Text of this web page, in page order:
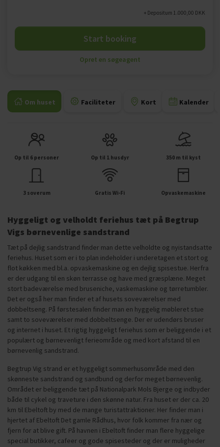
Om huset Faciliteter Kort Kalender
Op til 6 personer Op til 1 husdyr 350 m til kyst
3 soverum Gratis Wi-Fi Opvaskemaskine
Hyggeligt og velholdt feriehus tæt på Begtrup
Vigs børnevenlige sandstrand
Tæt på dejlig sandstrand finder man dette velholdte og nyistandsatte
feriehus. Huset som er i to plan indeholder i underetagen et stort og
flot køkken med bl.a. opvaskemaskine og en dejlig spisestue. Herfra
er der udgang til en skøn terrasse og have med græsplæne. Meget
stort badeværelse med bruseniche, vaskemaskine og tørretumbler.
Det er også her man finder et af husets soveværelser med
dobbeltseng. På førstesalen finder man en hyggelig møbleret stue
samt to soveværelser med dobbeltsenge. Der er udendørs bruser
og internet i huset. Et rigtig hyggeligt feriehus som er beliggende i et
populært og børnevenligt ferieområde og med kort afstand til en
børnevenlig sandstrand.
Begtrup Vig strand er et hyggeligt sommerhusområde med den
skønneste sandstrand og sandbund og derfor meget børnevenlig.
Området er beliggende tæt på Nationalpark Mols Bjerge og indbyder
både til cykel og traveture i den skønne natur. Fra huset er der ca. 20
km til Ebeltoft by med de mange turistattraktioner. Her finder man i
hjertet af Ebeltoft Det gamle Rådhus, hvor folk kommer fra nær og
fjern for at blive gift. På havnen i Ebeltoft finder man flere hyggelige
special butikker, cafeer og gode spisesteder og der er muligheder
+ Depositum 1.000,00 DKK
Start booking
Opret en søgeagent